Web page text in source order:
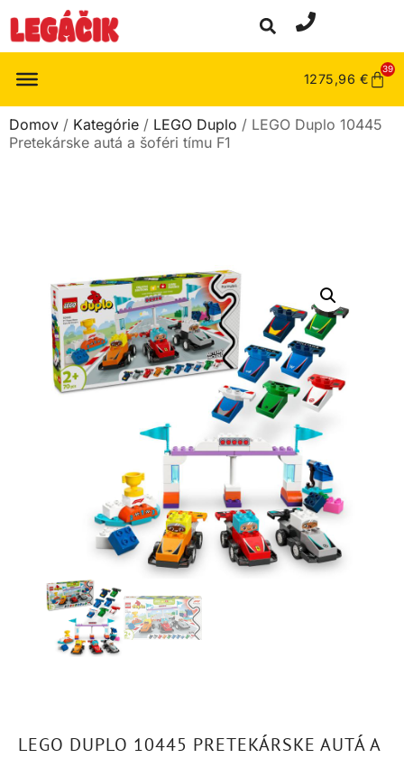
1275,96 €
39
Domov / Kategórie / LEGO Duplo / LEGO Duplo 10445
Pretekárske autá a šoféri tímu F1
LEGO DUPLO 10445 PRETEKÁRSKE AUTÁ A